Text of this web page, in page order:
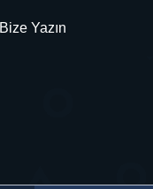
Bize Yazın